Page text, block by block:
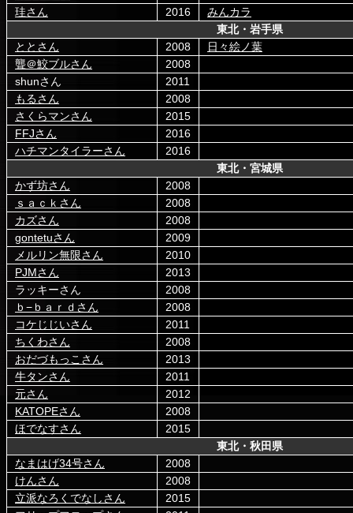
珪さん
2016
みんカラ
東北・岩手県
ととさん
2008
日々絵ノ葉
聾＠鮫ブルさん
2008
shunさん
2011
もるさん
2008
さくらマンさん
2015
FFJさん
2016
ハチマンタイラーさん
2016
東北・宮城県
かず坊さん
2008
ｓａｃｋさん
2008
カズさん
2008
gontetuさん
2009
メルリン無限さん
2010
PJMさん
2013
ラッキーさん
2008
ｂ−ｂａｒｄさん
2008
コケじじいさん
2011
ちくわさん
2008
おだづもっこさん
2013
牛タンさん
2011
元さん
2012
KATOPEさん
2008
ほでなすさん
2015
東北・秋田県
なまはげ34号さん
2008
けんさん
2008
立派なろくでなしさん
2015